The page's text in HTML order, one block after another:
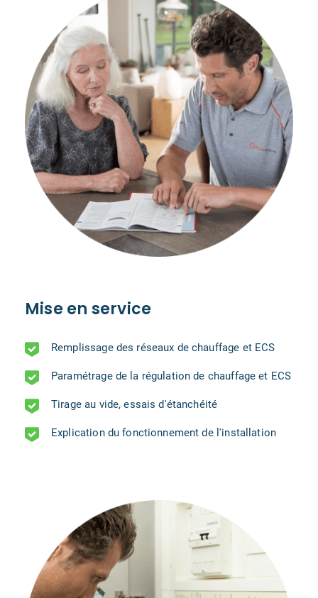
Mise en service
Remplissage des réseaux de chauffage et ECS
Paramétrage de la régulation de chauffage et ECS
Tirage au vide, essais d'étanchéité
Explication du fonctionnement de l'installation